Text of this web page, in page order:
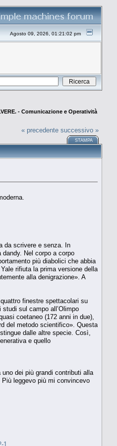
Agosto 09, 2026, 01:21:02 pm
- Comunicazione e Operatività
« precedente successivo »
STAMPA
da scrivere e senza. In
Nel corpo a corpo
più diabolici che abbia
rifiuta la prima versione della
alla denigrazione». A
finestre spettacolari su
sul campo all’Olimpo
coetaneo (172 anni in due),
del metodo scientifico». Questa
dalle altre specie. Così,
e quello
dei più grandi contributi alla
leggevo più mi convincevo
1